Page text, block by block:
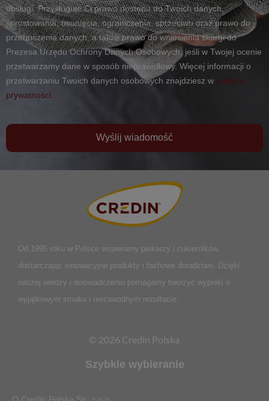
obsługi. Przysługuje Ci prawo dostępu do Twoich danych,
sprostowania, usunięcia, ograniczenia, sprzeciwu oraz prawo do
przenoszenia danych, a także prawo do wniesienia skargi do
Prezesa Urzędu Ochrony Danych Osobowych, jeśli w Twojej ocenie
przetwarzamy dane w sposób nieprawidłowy. Więcej informacji o
przetwarzaniu Twoich danych osobowych znajdziesz w polityce
prywatności.
Wyślij wiadomość
Od 1995 roku w Polsce wspieramy piekarzy i cukierników,
dostarczając innowacyjne produkty i fachowe doradztwo. Dzięki
naszej wiedzy i doświadczeniu pomagamy tworzyć wypieki o
wyjątkowym smaku i niezawodnym rezultacie.
© 2026 Credin Polska
Szybkie wybieranie
O Credin Polska Sp. z o.o.